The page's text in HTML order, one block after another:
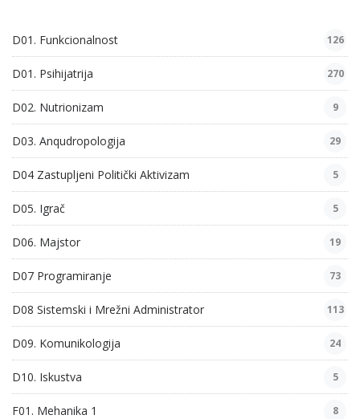
D01. Funkcionalnost 126
D01. Psihijatrija 270
D02. Nutrionizam 9
D03. Anqudropologija 29
D04 Zastupljeni Politički Aktivizam 5
D05. Igrač 5
D06. Majstor 19
D07 Programiranje 73
D08 Sistemski i Mrežni Administrator 113
D09. Komunikologija 24
D10. Iskustva 5
F01. Mehanika 1 8